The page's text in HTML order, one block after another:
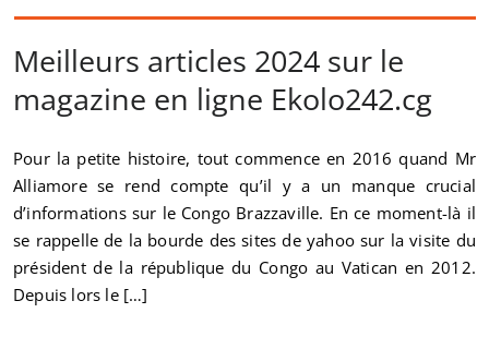
Meilleurs articles 2024 sur le
magazine en ligne Ekolo242.cg
Pour la petite histoire, tout commence en 2016 quand Mr
Alliamore se rend compte qu’il y a un manque crucial
d’informations sur le Congo Brazzaville. En ce moment-là il
se rappelle de la bourde des sites de yahoo sur la visite du
président de la république du Congo au Vatican en 2012.
Depuis lors le […]